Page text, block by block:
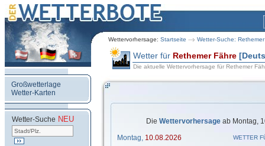
Wettervorhersage: Startseite Wetter-Suche:
Großwetterlage
Wetter-Karten
Wetter-Suche NEU
Wetter für Rethemer Fähre
Die aktuelle Wettervorhersage für Rethemer
Die Wettervorhersage ab Montag,
Montag, 10.08.2026
WETTER